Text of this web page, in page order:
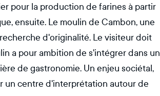
pour la production de farines à partir
ensuite. Le moulin de Cambon, une
d'originalité. Le visiteur doit
a pour ambition de s'intégrer dans un
de gastronomie. Un enjeu sociétal,
un centre d'interprétation autour de